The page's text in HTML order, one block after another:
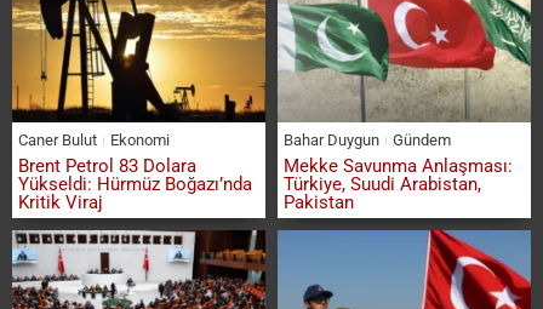
Caner Bulut Ekonomi
Brent Petrol 83 Dolara
Yükseldi: Hürmüz Boğazı’nda
Kritik Viraj
Bahar Duygun Gündem
Mekke Savunma Anlaşması:
Türkiye, Suudi Arabistan,
Pakistan